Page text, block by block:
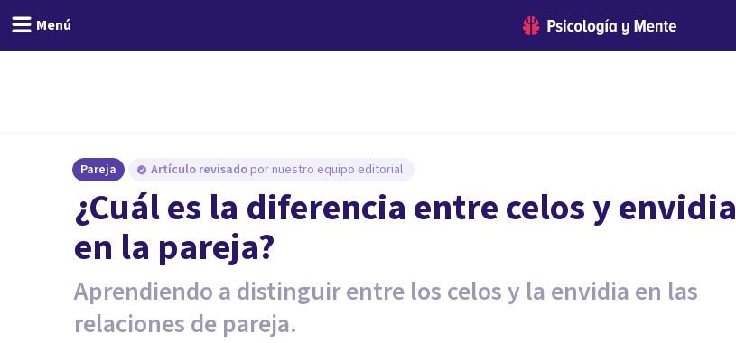
Menú
Pareja Artículo revisado por nuestro equipo editorial
¿Cuál es la diferencia entre celos y envidia
en la pareja?
Aprendiendo a distinguir entre los celos y la envidia en las
relaciones de pareja.